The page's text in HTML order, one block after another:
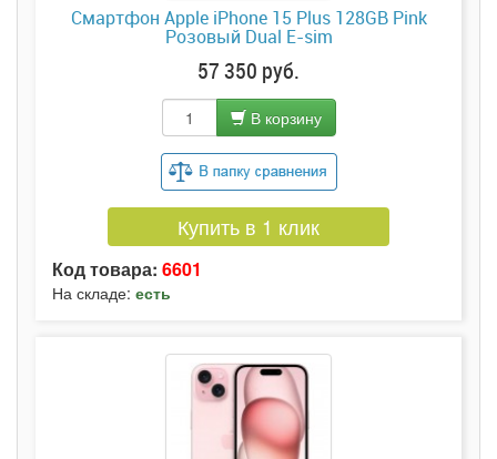
Смартфон Apple iPhone 15 Plus 128GB Pink
Розовый Dual E-sim
57 350 руб.
В корзину
Купить в 1 клик
Код товара: 6601
На складе: есть